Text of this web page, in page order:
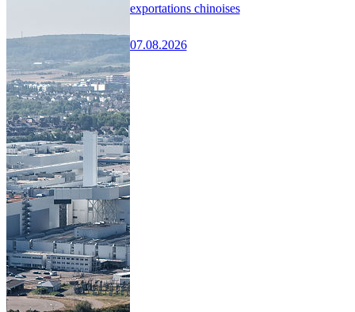
exportations chinoises
07.08.2026